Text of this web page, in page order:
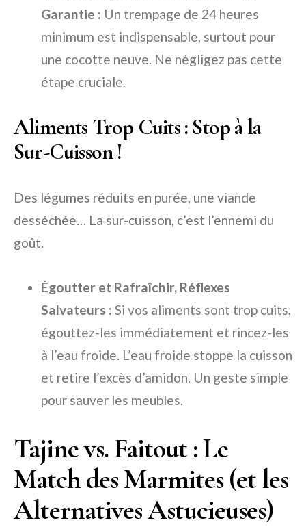
Garantie : Un trempage de 24 heures
minimum est indispensable, surtout pour
une cocotte neuve. Ne négligez pas cette
étape cruciale.
Aliments Trop Cuits : Stop à la
Sur-Cuisson !
Des légumes réduits en purée, une viande
desséchée… La sur-cuisson, c’est l’ennemi du
goût.
Égoutter et Rafraîchir, Réflexes
Salvateurs : Si vos aliments sont trop cuits,
égouttez-les immédiatement et rincez-les
à l’eau froide. L’eau froide stoppe la cuisson
et retire l’excès d’amidon. Un geste simple
pour sauver les meubles.
Tajine vs. Faitout : Le
Match des Marmites (et les
Alternatives Astucieuses)